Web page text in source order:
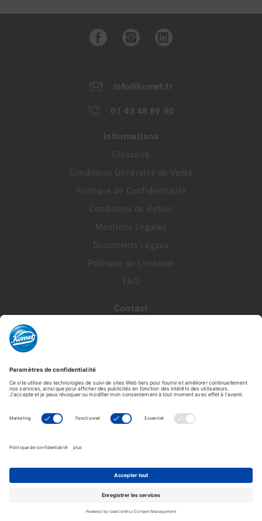
info@komet.fr
01 43 48 89 90
Informations
Glossaire
Conditions Générales de Vente
Politique de Confidentialité
Conditions de Retour
Mentions Légales
Documents Légaux
Politique de Livraison
FAQ
Contact
Profil de compte
Commandes
Komet France - Copyright © 2026 - Tous droits réservés -
Reproduction interdite. © Photos non contractuelles.